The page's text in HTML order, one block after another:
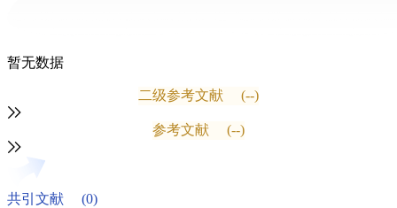
暂无数据
二级参考文献 (--)
参考文献 (--)
共引文献
(0)